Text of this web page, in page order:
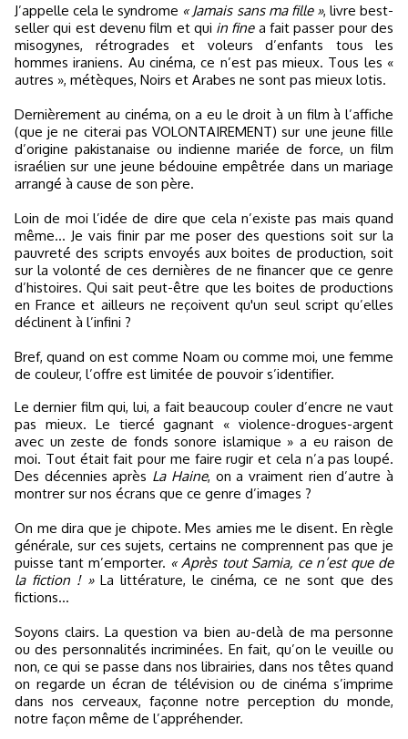
J’appelle cela le syndrome « Jamais sans ma fille », livre best-
seller qui est devenu film et qui in finea fait passer pour des
misogynes, rétrogrades et voleurs d’enfants tous les
hommes iraniens. Au cinéma, ce n’est pas mieux. Tous les «
autres », métèques, Noirs et Arabes ne sont pas mieux lotis.
Dernièrement au cinéma, on a eu le droit à un film à l’affiche
(que je ne citerai pas VOLONTAIREMENT) sur une jeune fille
d’origine pakistanaise ou indienne mariée de force, un film
israélien sur une jeune bédouine empêtrée dans un mariage
arrangé à cause de son père.
Loin de moi l’idée de dire que cela n’existe pas mais quand
même… Je vais finir par me poser des questions soit sur la
pauvreté des scripts envoyés aux boites de production, soit
sur la volonté de ces dernières de ne financer que ce genre
d’histoires. Qui sait peut-être que les boites de productions
en France et ailleurs ne reçoivent qu'un seul script qu’elles
déclinent à l’infini ?
Bref, quand on est comme Noam ou comme moi, une femme
de couleur, l’offre est limitée de pouvoir s’identifier.
Le dernier film qui, lui, a fait beaucoup couler d’encre ne vaut
pas mieux. Le tiercé gagnant « violence-drogues-argent
avec un zeste de fonds sonore islamique » a eu raison de
moi. Tout était fait pour me faire rugir et cela n’a pas loupé.
Des décennies après La Haine, on a vraiment rien d’autre à
montrer sur nos écrans que ce genre d’images ?
On me dira que je chipote. Mes amies me le disent. En règle
générale, sur ces sujets, certains ne comprennent pas que je
puisse tant m’emporter. « Après tout Samia, ce n’est que de
la fiction ! »La littérature, le cinéma, ce ne sont que des
fictions...
Soyons clairs. La question va bien au-delà de ma personne
ou des personnalités incriminées. En fait, qu’on le veuille ou
non, ce qui se passe dans nos librairies, dans nos têtes quand
on regarde un écran de télévision ou de cinéma s’imprime
dans nos cerveaux, façonne notre perception du monde,
notre façon même de l’appréhender.